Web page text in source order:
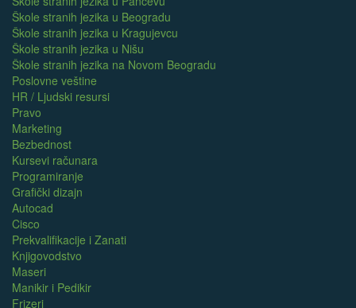
Škole stranih jezika u Beogradu
Škole stranih jezika u Kragujevcu
Škole stranih jezika u Nišu
Škole stranih jezika na Novom Beogradu
Poslovne veštine
HR / Ljudski resursi
Pravo
Marketing
Bezbednost
Kursevi računara
Programiranje
Grafički dizajn
Autocad
Cisco
Prekvalifikacije i Zanati
Knjigovodstvo
Maseri
Manikir i Pedikir
Frizeri